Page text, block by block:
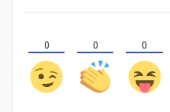
0 0 0